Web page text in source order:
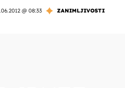
@ 08:33
ZANIMLJIVOSTI